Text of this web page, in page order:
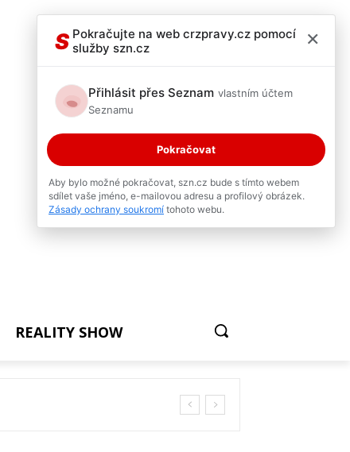
REALITY SHOW
S Pokračujte na web crzpravy.cz pomocí
služby szn.cz
×
Přihlásit přes Seznam vlastním účtem
Seznamu
Pokračovat
Aby bylo možné pokračovat, szn.cz bude s tímto webem
sdílet vaše jméno, e-mailovou adresu a profilový obrázek.
Zásady ochrany soukromí tohoto webu.